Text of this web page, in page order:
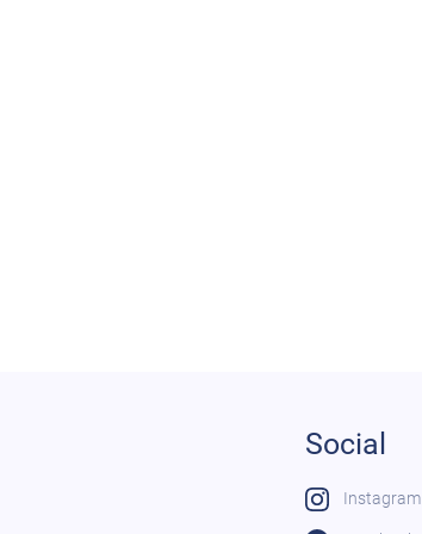
Social
Instagram